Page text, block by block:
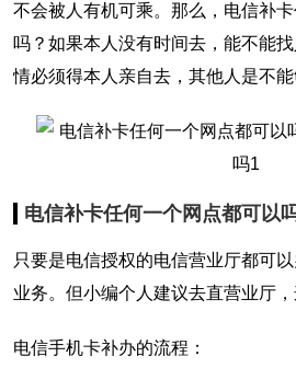
不会被人有机可乘。那么，电信补
吗？如果本人没有时间去，能不能
情必须得本人亲自去，其他人是不能
电信补卡任何一个网点都可以
只要是电信授权的电信营业厅都可
业务。但小编个人建议去直营业厅，
电信手机卡补办的流程：